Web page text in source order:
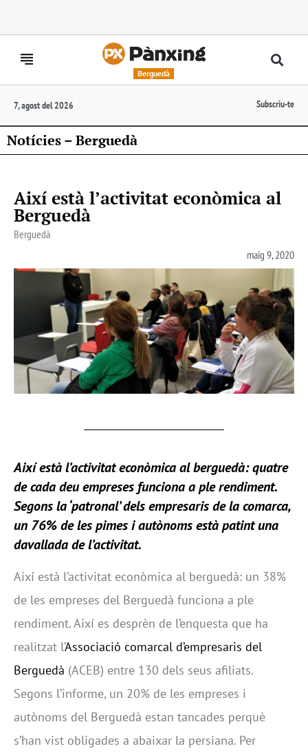
Berguedà
7, agost del 2026 Subscriu-te
Notícies – Berguedà
Així està l’activitat econòmica al
Berguedà
Berguedà
maig 9, 2020
Així està l’activitat econòmica al berguedà: quatre
de cada deu empreses funciona a ple rendiment.
Segons la ‘patronal’ dels empresaris de la comarca,
un 76% de les pimes i autònoms està patint una
davallada de l’activitat.
Així està l’activitat econòmica al berguedà: un 38%
de les empreses del Berguedà funciona a ple
rendiment. Així es desprèn de l’enquesta que ha
realitzat l’Associació comarcal d’empresaris del
Berguedà (ACEB) entre 130 dels seus afiliats.
Segons l’informe, un 20% de les empreses i
autònoms del Berguedà estan tancades perquè
s’han vist obligades a abaixar la persiana. Per